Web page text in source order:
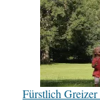
Fürstlich